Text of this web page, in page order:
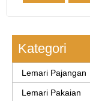
Kategori
Lemari Pajangan
Lemari Pakaian